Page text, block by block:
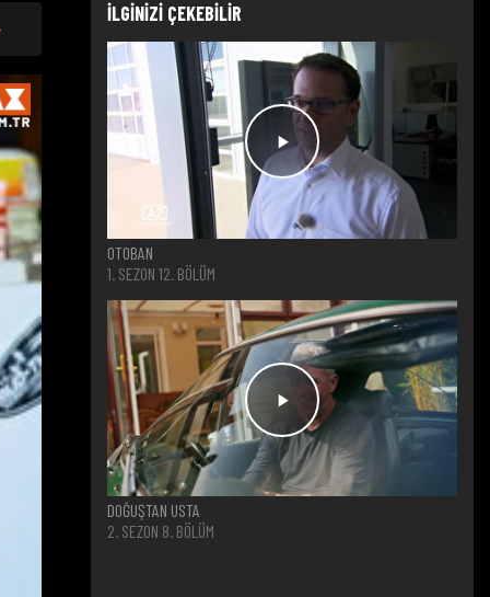
İLGİNİZİ ÇEKEBİLİR
OTOBAN
1. SEZON 12. BÖLÜM
DOĞUŞTAN USTA
2. SEZON 8. BÖLÜM